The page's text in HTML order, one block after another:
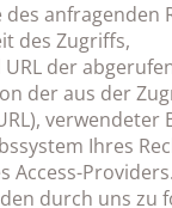
des anfragenden
des Zugriffs,
der
der aus der
verwendeter
Ihres
Access-
durch uns zu